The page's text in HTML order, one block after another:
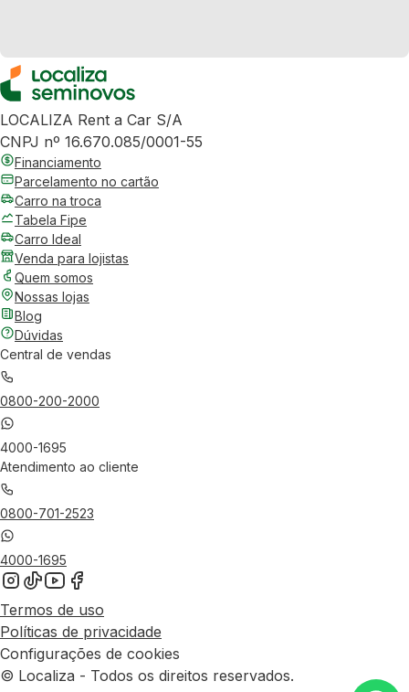
LOCALIZA Rent a Car S/A
CNPJ nº 16.670.085/0001-55
Financiamento
Parcelamento no cartão
Carro na troca
Tabela Fipe
Carro Ideal
Venda para lojistas
Quem somos
Nossas lojas
Blog
Dúvidas
Central de vendas
0800-200-2000
4000-1695
Atendimento ao cliente
0800-701-2523
4000-1695
Termos de uso
Políticas de privacidade
Configurações de cookies
© Localiza - Todos os direitos reservados.